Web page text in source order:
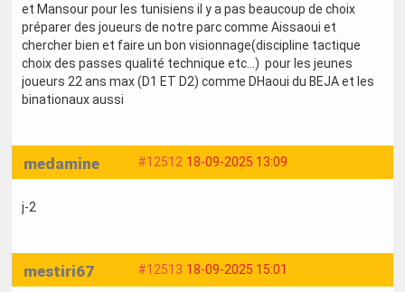
et Mansour pour les tunisiens il y a pas beaucoup de choix
préparer des joueurs de notre parc comme Aissaoui et
chercher bien et faire un bon visionnage(discipline tactique
choix des passes qualité technique etc...) pour les jeunes
joueurs 22 ans max (D1 ET D2) comme DHaoui du BEJA et les
binationaux aussi
#12512 18-09-2025 13:09
medamine
j-2
#12513 18-09-2025 15:01
mestiri67